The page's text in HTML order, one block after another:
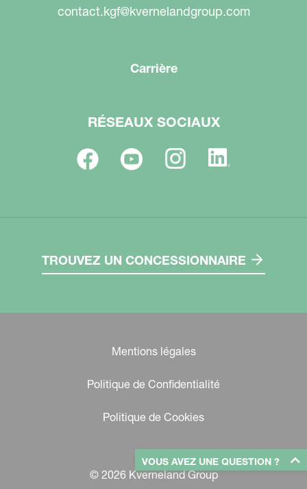
VOUS AVEZ UNE QUESTION ?
contact.kgf@kvernelandgroup.com
Carrière
RÉSEAUX SOCIAUX
TROUVEZ UN CONCESSIONNAIRE
Mentions légales
Politique de Confidentialité
Politique de Cookies
© 2026 Kverneland Group